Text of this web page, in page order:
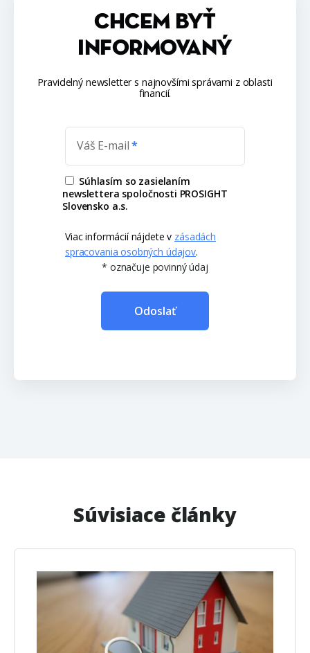
CHCEM BYŤ
INFORMOVANÝ
Pravidelný newsletter s najnovšími správami z oblasti
financií.
Váš E-mail
Súhlasím so zasielaním
newslettera spoločnosti PROSIGHT
Slovensko a.s.
Viac informácií nájdete v zásadách
spracovania osobných údajov.
* označuje povinný údaj
Súvisiace články